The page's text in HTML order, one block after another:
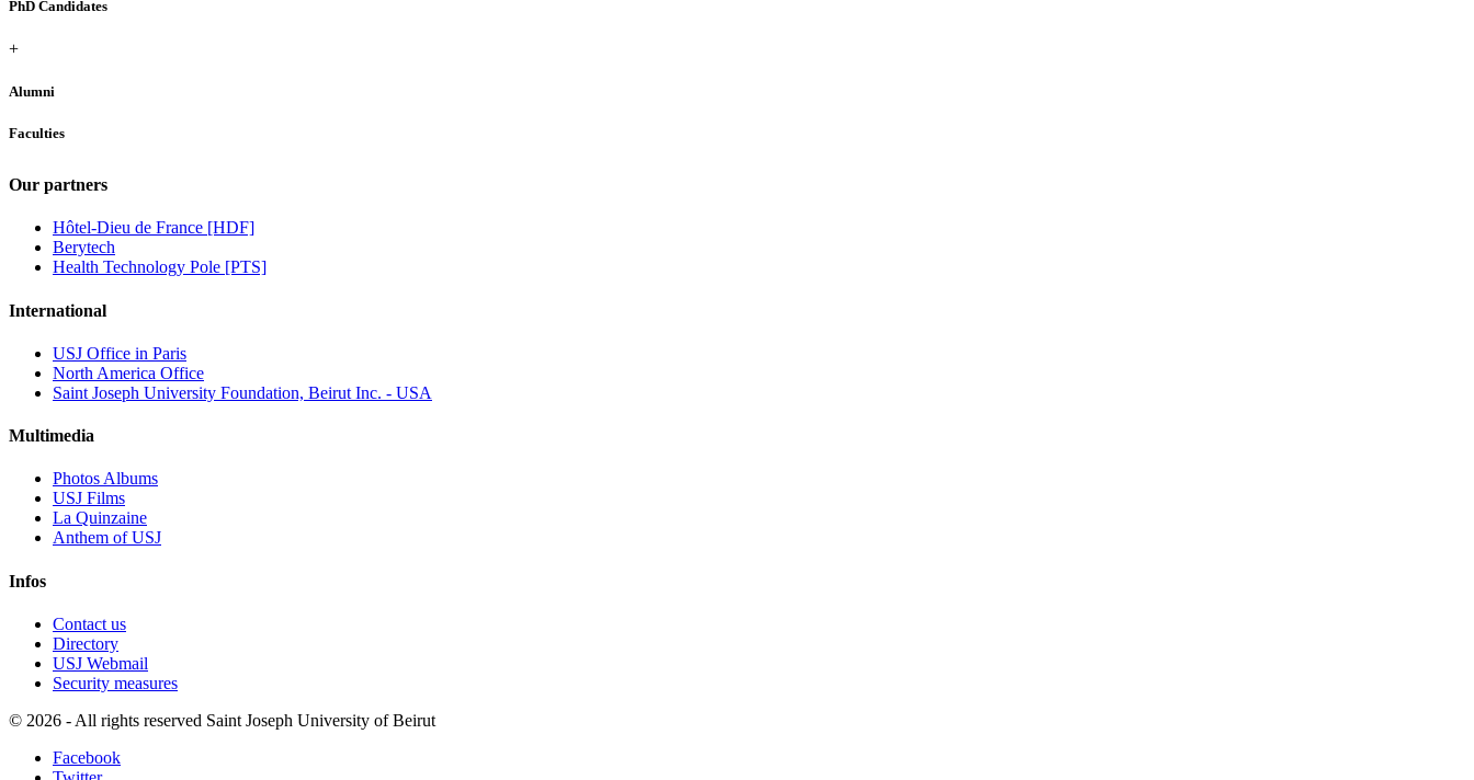
PhD Candidates
+
Alumni
Faculties
Our partners
Hôtel-Dieu de France [HDF]
Berytech
Health Technology Pole [PTS]
International
USJ Office in Paris
North America Office
Saint Joseph University Foundation, Beirut Inc. - USA
Multimedia
Photos Albums
USJ Films
La Quinzaine
Anthem of USJ
Infos
Contact us
Directory
USJ Webmail
Security measures
© 2026 - All rights reserved Saint Joseph University of Beirut
Facebook